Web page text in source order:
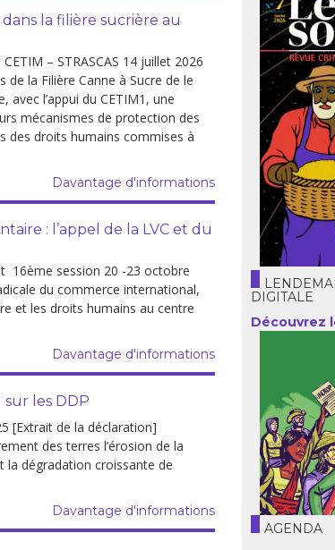
Collection droits
humains
Cahiers critiques
la filière sucrière au
– STRASCAS 14 juillet 2026
de la Filière Canne à Sucre de le
avec l’appui du CETIM1, une
mécanismes de protection des
des droits humains commises à
Davantage d'informations
: l’appel de la LVC et du
16ème session 20 -23 octobre
du commerce international,
et les droits humains au centre
Davantage d'informations
les DDP
[Extrait de la déclaration]
des terres l’érosion de la
la dégradation croissante de
Davantage d'informations
DIGITALE
Découvrez
AGENDA